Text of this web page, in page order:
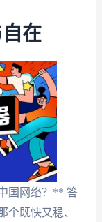
在
国网络？** 答
个既快又稳、